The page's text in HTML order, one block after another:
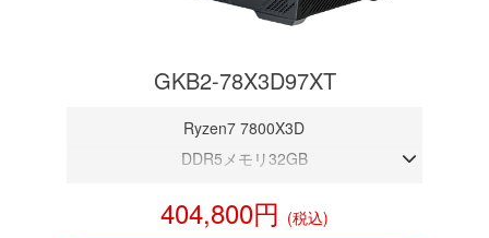
GKB2-78X3D97XT
Ryzen7 7800X3D
DDR5メモリ32GB
NVMeSSD 1TB
404,800円 (税込)